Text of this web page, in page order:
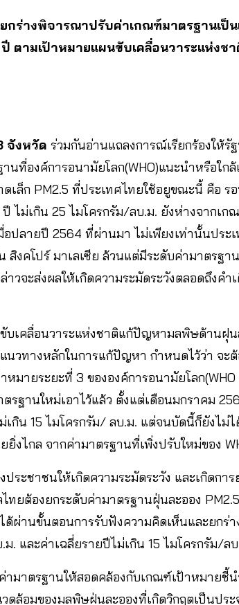
ยกร่างพิจารณาปรับค่าเกณฑ์มาตรฐานเป็น
ตามเป้าหมายแผนขับเคลื่อนวาระแห่งช
จังหวัด ร่วมกันอ่านแถลงการณ์เรียกร้องให้รั
ที่องค์การอนามัยโลก(WHO)แนะนำหรือใก
เล็ก PM2.5 ที่ประเทศไทยใช้อยูขณะนี้ คือ ร
ไม่เกิน 25 ไมโครกรัม/ลบ.ม. ยังห่างจากเก
อปลายปี 2564 ที่ผ่านมา ไม่เพียงเท่านั้นปร
สิงคโปร์ มาเลเซีย ล้วนแต่มีระดับค่ามาตรฐา
าวจะส่งผลให้เกิดความระมัดระวังตลอดถึงคํ
บเคลื่อนวาระแห่งชาติแก้ปัญหามลพิษด้านฝุ
นวทางหลักในการแก้ปัญหา กําหนดไว้ว่า จะ
หมายระยะที่ 3 ขององค์การอนามัยโลก
รฐานใหม่เอาไว้แล้ว ตั้งแต่เดือนมกราคม
กิน 15 ไมโครกรัม/ ลบ.ม. แต่จนบัดนี้ก็ยังไม่
งไกล จากค่ามาตรฐานที่เพิ่งปรับใหม่ของ
ระชาชนให้เกิดความระมัดระวัง และเกิดกา
ยต้องยกระดับค่ามาตรฐานฝุ่นละออง
ด้ผ่านขั้นตอนการรับฟังความคิดเห็นและยกร่า
. และค่าเฉลี่ยรายปีไม่เกิน 15 ไมโครกรัม/ล
มาตรฐานให้สอดคล้องกับเกณฑ์เป้าหมายชี้นํ
ดล้อมของมลพิษฝุ่นละอองที่เกิดวิกฤตเป็นปร